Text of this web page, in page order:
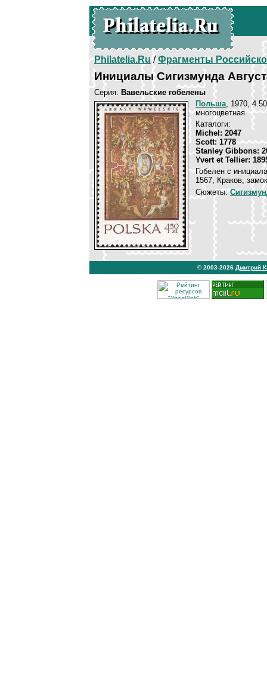
Philatelia.Ru/Фрагменты
Инициалы Сигизмунда
Серия: Вавельские гобелены
Польша, 1970,
многоцветная
Каталоги:
Michel: 2047
Scott: 1778
Stanley Gibbons:
Yvert et Tellier:
Гобелен с
1567, Краков,
Сюжеты:
© 2003-2026 Дмитрий